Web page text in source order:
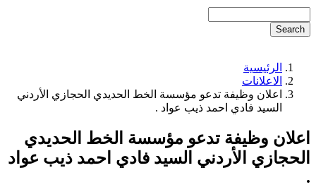
Breadcrumb
الرئيسية
الاعلانات
اعلان وظيفة تدعو مؤسسة الخط الحديدي الحجازي الأردني
السيد فادي احمد ذيب عواد .
اعلان وظيفة تدعو مؤسسة الخط الحديدي
الحجازي الأردني السيد فادي احمد ذيب عواد
.